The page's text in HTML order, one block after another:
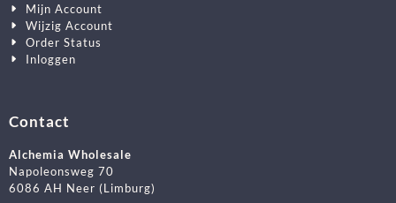
Mijn Account
Wijzig Account
Order Status
Inloggen
Contact
Alchemia Wholesale
Napoleonsweg 70
6086 AH Neer (Limburg)